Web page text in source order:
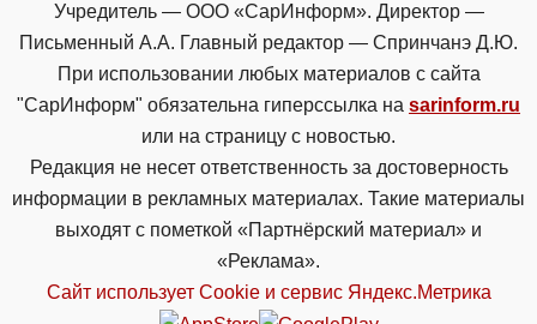
Учредитель — ООО «СарИнформ». Директор —
Письменный А.А. Главный редактор — Спринчанэ Д.Ю.
При использовании любых материалов с сайта
"СарИнформ" обязательна гиперссылка на sarinform.ru
или на страницу с новостью.
Редакция не несет ответственность за достоверность
информации в рекламных материалах. Такие материалы
выходят с пометкой «Партнёрский материал» и
«Реклама».
Сайт использует Cookie и сервиc Яндекс.Метрика